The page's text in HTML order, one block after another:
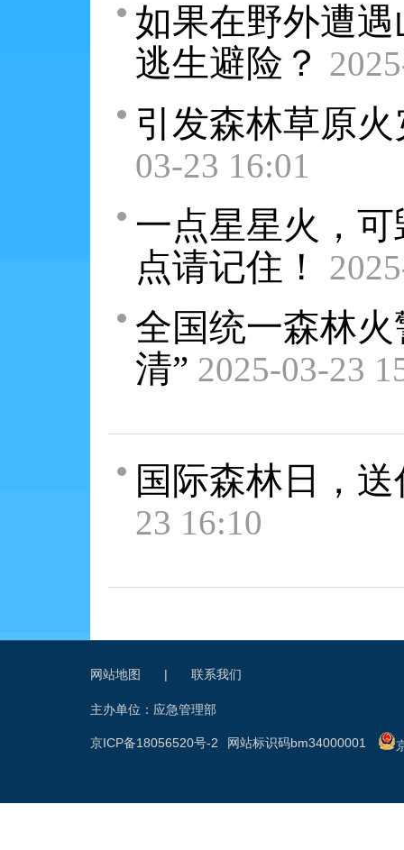
如果在野外遭
逃生避险？
引发森林草原
03-23 16:01
一点星星火，
点请记住！
全国统一森林
清” 2025-03-23
国际森林日，
23 16:10
网站地图 | 联系我们
主办单位：应急管理部
网站标识码bm34000001
京ICP备18056520号-2